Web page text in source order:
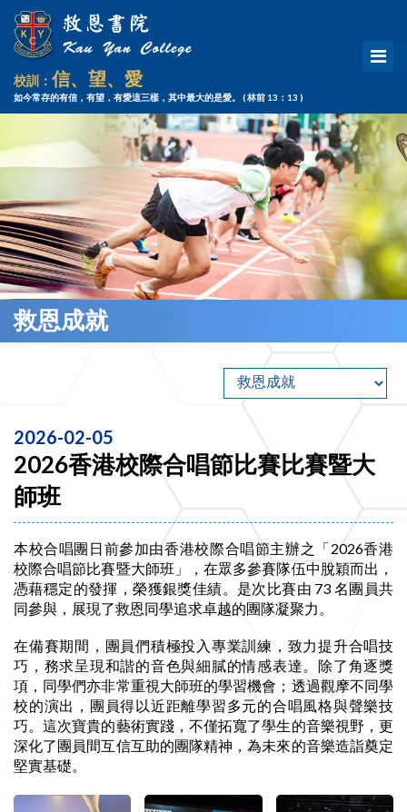
校訓：信、望、愛
如今常存的有信，有望，有愛這三樣，其中最大的是愛。 ( 林前 13：13 )
救恩成就
2026-02-05
2026香港校際合唱節比賽比賽暨大
師班
本校合唱團日前參加由香港校際合唱節主辦之「2026香港
校際合唱節比賽暨大師班」，在眾多參賽隊伍中脫穎而出，
憑藉穩定的發揮，榮獲銀獎佳績。是次比賽由 73 名團員共
同參與，展現了救恩同學追求卓越的團隊凝聚力。
在備賽期間，團員們積極投入專業訓練，致力提升合唱技
巧，務求呈現和諧的音色與細膩的情感表達。除了角逐獎
項，同學們亦非常重視大師班的學習機會；透過觀摩不同學
校的演出，團員得以近距離學習多元的合唱風格與聲樂技
巧。這次寶貴的藝術實踐，不僅拓寬了學生的音樂視野，更
深化了團員間互信互助的團隊精神，為未來的音樂造詣奠定
堅實基礎。